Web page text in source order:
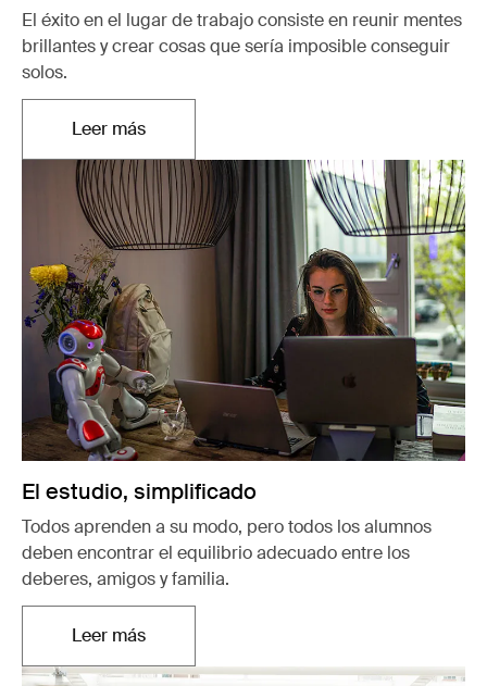
El éxito en el lugar de trabajo consiste en reunir mentes
brillantes y crear cosas que sería imposible conseguir
solos.
Leer másSe abre en una pestaña nueva
El estudio, simplificado
Todos aprenden a su modo, pero todos los alumnos
deben encontrar el equilibrio adecuado entre los
deberes, amigos y familia.
Leer másSe abre en una pestaña nueva